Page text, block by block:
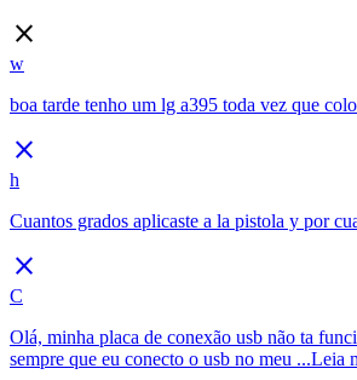
close
w
boa tarde tenho um lg a395 toda vez que
close
h
Cuantos grados aplicaste a la pistola y por
close
C
Olá, minha placa de conexão usb não ta
sempre que eu conecto o usb no meu ...Leia